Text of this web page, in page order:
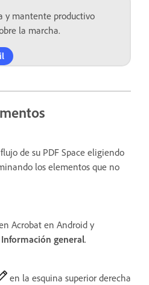
y mantente productivo
la marcha.
de su PDF Space eligiendo
los elementos que no
Acrobat en Android y
Información general.
en la esquina superior derecha